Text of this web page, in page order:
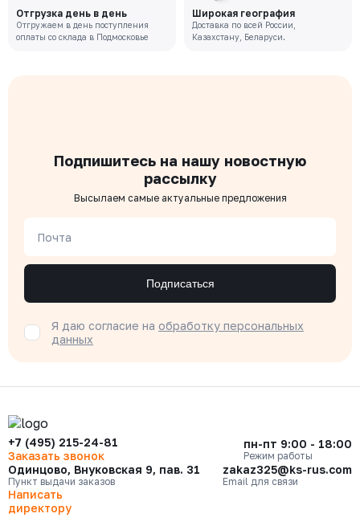
Отгрузка день в день
Отгружаем в день поступления
оплаты со склада в Подмосковье
Широкая география
Доставка по всей России,
Казахстану, Беларуси.
Подпишитесь на нашу новостную
рассылку
Высылаем самые актуальные предложения
Почта
Подписаться
Я даю согласие на обработку персональных
данных
+7 (495) 215-24-81
Заказать звонок
пн-пт 9:00 - 18:00
Режим работы
Одинцово, Внуковская 9, пав. 31
Пункт выдачи заказов
zakaz325@ks-rus.com
Email для связи
Написать
директору